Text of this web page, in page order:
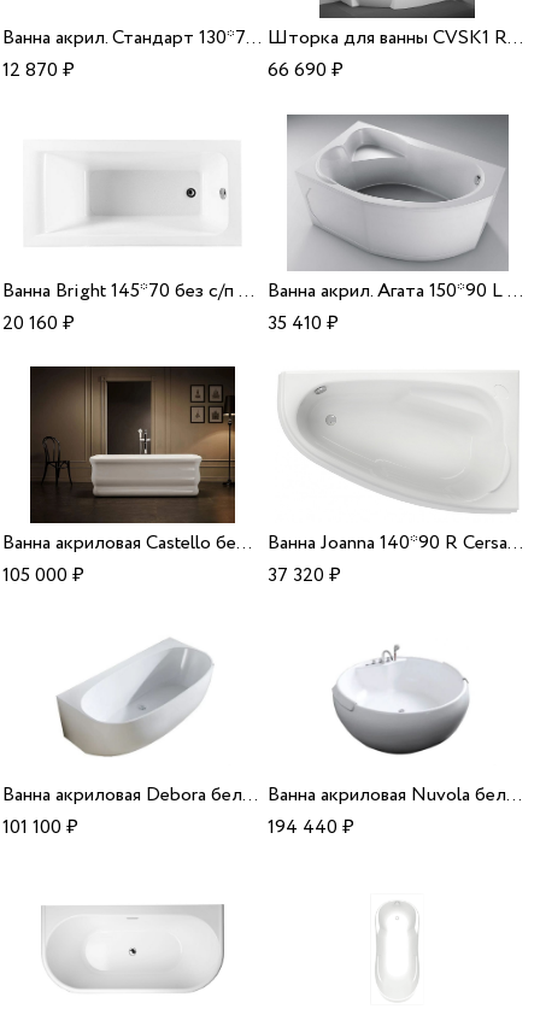
Ванна акрил. Стандарт 130*70 Triton
12 870₽
Шторка для ванны CVSK1 ROSA 160/170 R Ravak
66 690₽
Ванна Bright 145*70 без с/п Aquanet
20 160₽
Ванна акрил. Агата 150*90 L Aquavel
35 410₽
Ванна акриловая Castello белая 170*80*62 Alparini
105 000₽
Ванна Joanna 140*90 R Cersanit
37 320₽
Ванна акриловая Debora белая 171*89*58 Alparini
101 100₽
Ванна акриловая Nuvola белая 160*160*60 Alparini
194 440₽